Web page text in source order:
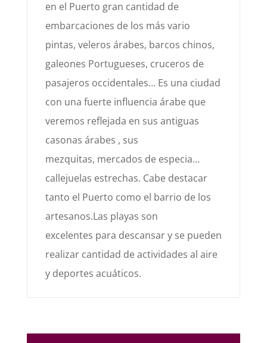
en el Puerto gran cantidad de
embarcaciones de los más vario
pintas, veleros árabes, barcos chinos,
galeones Portugueses, cruceros de
pasajeros occidentales… Es una ciudad
con una fuerte influencia árabe que
veremos reflejada en sus antiguas
casonas árabes , sus
mezquitas, mercados de especia…
callejuelas estrechas. Cabe destacar
tanto el Puerto como el barrio de los
artesanos.Las playas son
excelentes para descansary se pueden
realizar cantidad de actividades al aire
y deportes acuáticos.